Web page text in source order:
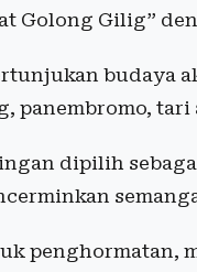
Golong Gilig”
budaya
panembromo,
dipilih
penghormatan,